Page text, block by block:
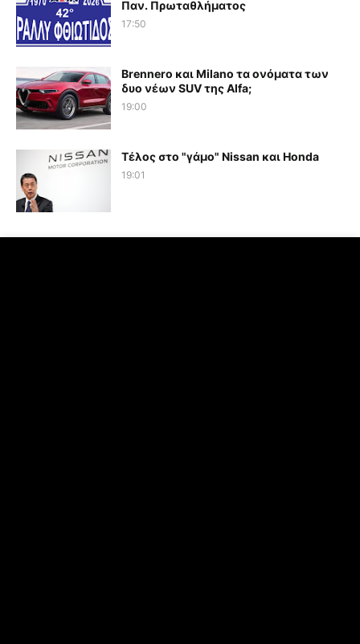
Παν. Πρωταθλήματος
17:50
Brennero και Milano τα ονόματα των
δυο νέων SUV της Alfa;
19:00
Τέλος στο "γάμο" Nissan και Honda
19:01